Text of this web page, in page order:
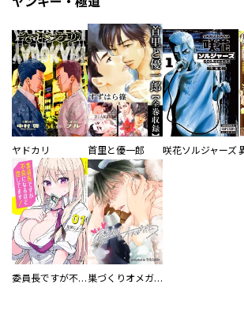
ヤドカリ 首里と優一郎 咲花ソルジャーズ
委員長ですが不良になるほど恋してます！ 巣づくりオメガバース